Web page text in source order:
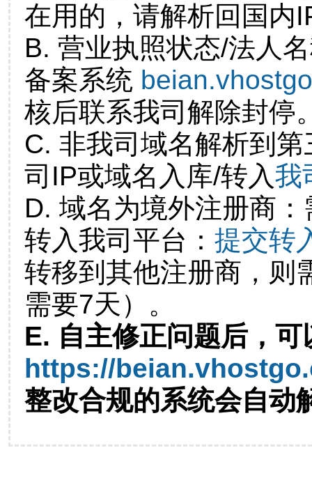
在用的，请解析回国内
B. 营业执照状态/法人
备案系统
核后联系我司解除封停
C. 非我司域名解析到
司IP或域名入库/转入我
D. 域名为境外注册商
转入我司平台： 提交转
转移到其他注册商，则
需要7天）。
E. 自主修正问题后，可
https://
整改合规的系统会自动